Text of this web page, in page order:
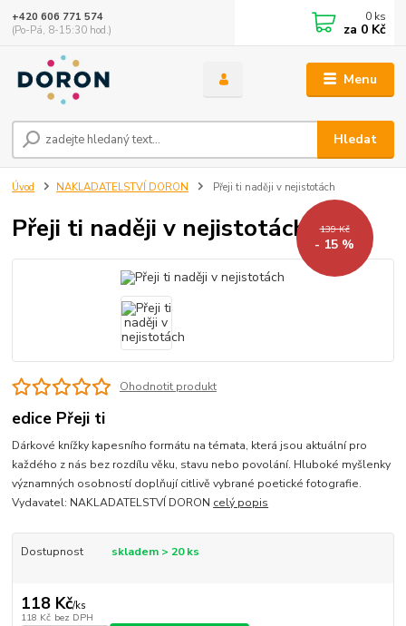
Menu
Hledat
+420 606 771 574
(Po-Pá, 8-15:30 hod.)
0 ks
za 0 Kč
Úvod NAKLADATELSTVÍ DORON Přeji ti naději v nejistotách
Přeji ti naději v nejistotách 139 Kč
- 15 %
Ohodnotit produkt
edice Přeji ti
Dárkové knížky kapesního formátu na témata, která jsou aktuální pro
každého z nás bez rozdílu věku, stavu nebo povolání. Hluboké myšlenky
významných osobností doplňují citlivě vybrané poetické fotografie.
Vydavatel: NAKLADATELSTVÍ DORON celý popis
Dostupnost skladem > 20 ks
118 Kč/ks
118 Kč bez DPH